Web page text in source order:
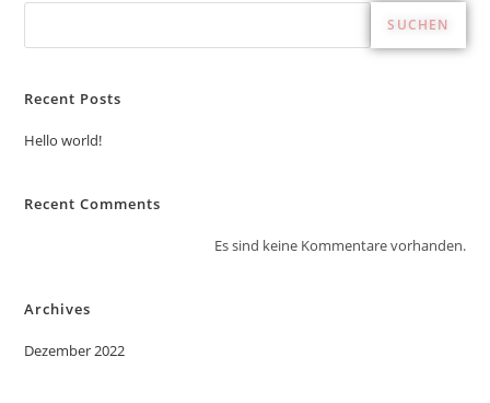
SUCHEN
Recent Posts
Hello world!
Recent Comments
Es sind keine Kommentare vorhanden.
Archives
Dezember 2022